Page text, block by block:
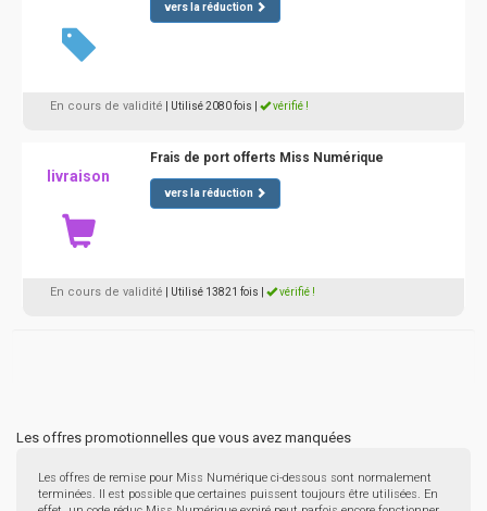
vers la réduction
En cours de validité | Utilisé 2080 fois vérifié !
livraison
Frais de port offerts Miss Numérique
vers la réduction
En cours de validité | Utilisé 13821 fois vérifié !
Les offres promotionnelles que vous avez manquées
Les offres de remise pour Miss Numérique ci-dessous sont normalement
terminées. Il est possible que certaines puissent toujours être utilisées. En